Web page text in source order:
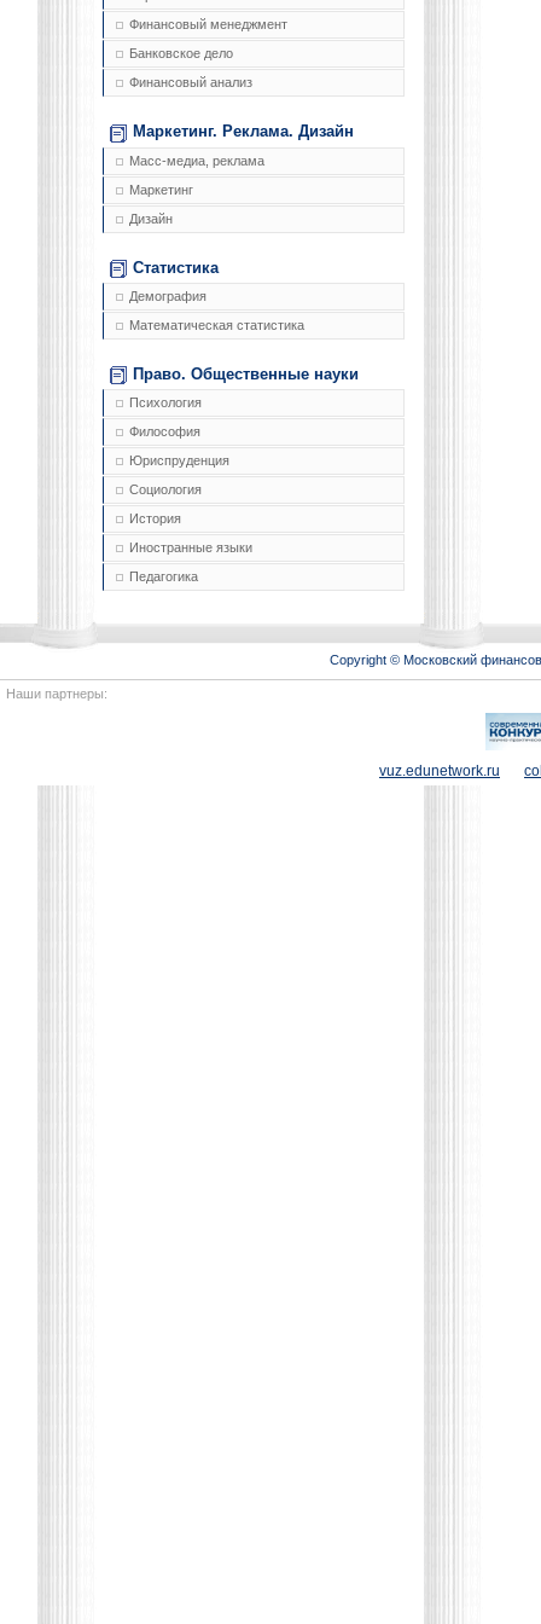
Финансовый менеджмент
Банковское дело
Финансовый анализ
Маркетинг. Реклама. Дизайн
Масс-медиа, реклама
Маркетинг
Дизайн
Статистика
Демография
Математическая статистика
Право. Общественные науки
Психология
Философия
Юриспруденция
Социология
История
Иностранные языки
Педагогика
Copyright © Московский
Наши партнеры:
vuz.edunetwork.ru